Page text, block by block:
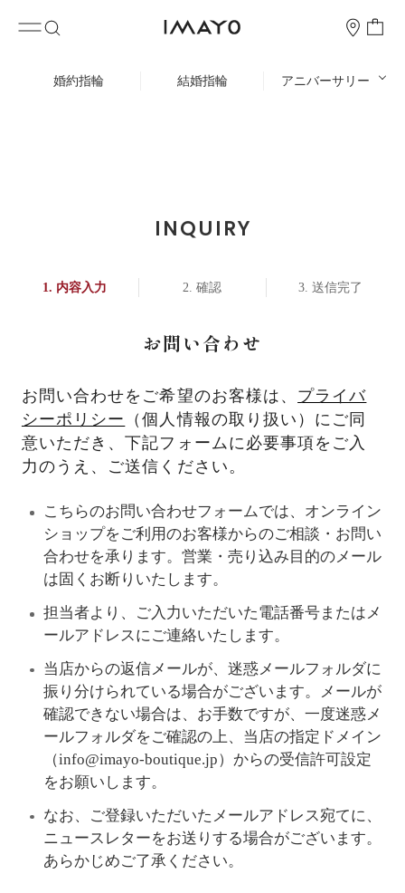
婚約指輪 結婚指輪 アニバーサリー
INQUIRY
内容入力 確認 送信完了
お問い合わせ
お問い合わせをご希望のお客様は、 プライバ
シーポリシー
（個人情報の取り扱い）にご同
意いただき、下記フォームに必要事項をご入
力のうえ、ご送信ください。
こちらのお問い合わせフォームでは、オンライン
ショップをご利用のお客様からのご相談・お問い
合わせを承ります。営業・売り込み目的のメール
は固くお断りいたします。
担当者より、ご入力いただいた電話番号またはメ
ールアドレスにご連絡いたします。
当店からの返信メールが、迷惑メールフォルダに
振り分けられている場合がございます。メールが
確認できない場合は、お手数ですが、一度迷惑メ
ールフォルダをご確認の上、当店の指定ドメイン
（info@imayo-boutique.jp）からの受信許可設定
をお願いします。
なお、ご登録いただいたメールアドレス宛てに、
ニュースレターをお送りする場合がございます。
あらかじめご了承ください。